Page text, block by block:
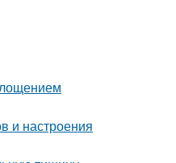
и настроения